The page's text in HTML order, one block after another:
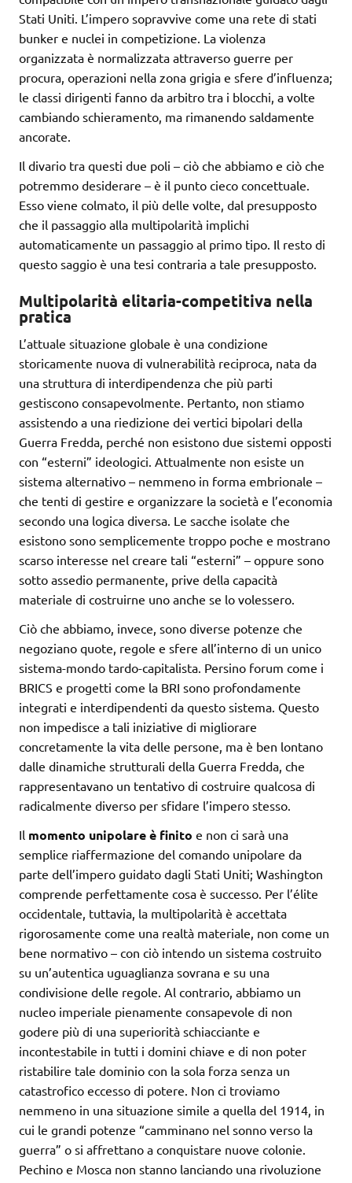
Stati Uniti. L’impero sopravvive come una rete di stati
bunker e nuclei in competizione. La violenza
organizzata è normalizzata attraverso guerre per
procura, operazioni nella zona grigia e sfere d’influenza;
le classi dirigenti fanno da arbitro tra i blocchi, a volte
cambiando schieramento, ma rimanendo saldamente
ancorate.
Il divario tra questi due poli – ciò che abbiamo e ciò che
potremmo desiderare – è il punto cieco concettuale.
Esso viene colmato, il più delle volte, dal presupposto
che il passaggio alla multipolarità implichi
automaticamente un passaggio al primo tipo. Il resto di
questo saggio è una tesi contraria a tale presupposto.
Multipolarità elitaria-competitiva nella
pratica
L’attuale situazione globale è una condizione
storicamente nuova di vulnerabilità reciproca, nata da
una struttura di interdipendenza che più parti
gestiscono consapevolmente. Pertanto, non stiamo
assistendo a una riedizione dei vertici bipolari della
Guerra Fredda, perché non esistono due sistemi opposti
con “esterni” ideologici. Attualmente non esiste un
sistema alternativo – nemmeno in forma embrionale –
che tenti di gestire e organizzare la società e l’economia
secondo una logica diversa. Le sacche isolate che
esistono sono semplicemente troppo poche e mostrano
scarso interesse nel creare tali “esterni” – oppure sono
sotto assedio permanente, prive della capacità
materiale di costruirne uno anche se lo volessero.
Ciò che abbiamo, invece, sono diverse potenze che
negoziano quote, regole e sfere all’interno di un unico
sistema-mondo tardo-capitalista. Persino forum come i
BRICS e progetti come la BRI sono profondamente
integrati e interdipendenti da questo sistema. Questo
non impedisce a tali iniziative di migliorare
concretamente la vita delle persone, ma è ben lontano
dalle dinamiche strutturali della Guerra Fredda, che
rappresentavano un tentativo di costruire qualcosa di
radicalmente diverso per sfidare l’impero stesso.
Il momento unipolare è finito e non ci sarà una
semplice riaffermazione del comando unipolare da
parte dell’impero guidato dagli Stati Uniti; Washington
comprende perfettamente cosa è successo. Per l’élite
occidentale, tuttavia, la multipolarità è accettata
rigorosamente come una realtà materiale, non come un
bene normativo – con ciò intendo un sistema costruito
su un’autentica uguaglianza sovrana e su una
condivisione delle regole. Al contrario, abbiamo un
nucleo imperiale pienamente consapevole di non
godere più di una superiorità schiacciante e
incontestabile in tutti i domini chiave e di non poter
ristabilire tale dominio con la sola forza senza un
catastrofico eccesso di potere. Non ci troviamo
nemmeno in una situazione simile a quella del 1914, in
cui le grandi potenze “camminano nel sonno verso la
guerra” o si affrettano a conquistare nuove colonie.
Pechino e Mosca non stanno lanciando una rivoluzione